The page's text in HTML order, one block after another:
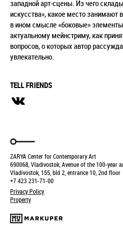
западной арт-сцены. Из чего
искусства», какое место занимают
в ином смысле «боковые»
актуальному мейнстриму, как
вопросов, о которых автор
увлекательно.
TELL FRIENDS
ZARYA Center for Contemporary Art
690068, Vladivostok, Avenue of the 100-year
Vladivostok, 155, bld 2, entrance 10, 2nd floor
+7 423 231-71-00
Privacy Policy
Property